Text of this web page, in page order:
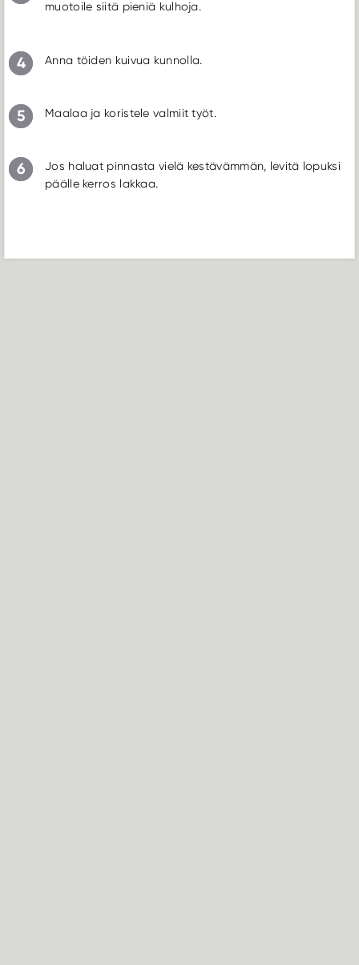
muotoile siitä pieniä kulhoja.
4 Anna töiden kuivua kunnolla.
5 Maalaa ja koristele valmiit työt.
6
Jos haluat pinnasta vielä kestävämmän, levitä lopuksi
päälle kerros lakkaa.